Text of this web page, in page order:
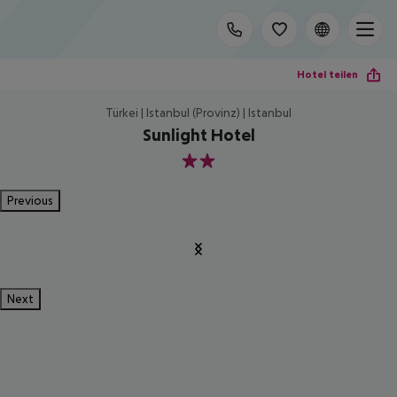
Hotel teilen
Türkei | Istanbul (Provinz) | Istanbul
Sunlight Hotel
2
Previous
Next